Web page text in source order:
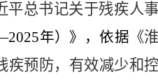
平总书记关于残疾人
年）》 ，依据 《
疾预防，有效减少和